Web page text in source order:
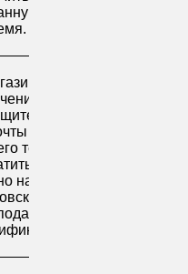
вами дату
для
заказа
его номер
или номер
телефона.
заказ
наличными,
картой